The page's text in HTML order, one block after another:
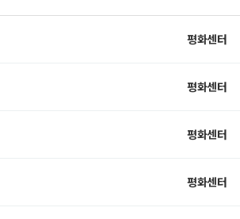
평화센터
평화센터
평화센터
평화센터